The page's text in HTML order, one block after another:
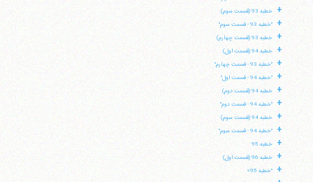
+ خطبه 93 (قسمت سوم)
+ "خطبه 93 - قسمت سوم"
+ خطبه 93 (قسمت چهارم)
+ خطبه 94 (قسمت اول)
+ "خطبه 93 - قسمت چهارم"
+ "خطبه 94 - قسمت اول"
+ خطبه 94 (قسمت دوم)
+ "خطبه 94 - قسمت دوم"
+ خطبه 94 (قسمت سوم)
+ "خطبه 94 - قسمت سوم"
+ خطبه 95
+ خطبه 96 (قسمت اول)
+ "خطبه 95»